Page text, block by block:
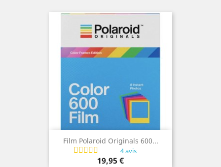
Film Polaroid Originals 600...
4 avis
Prix
19,95 €